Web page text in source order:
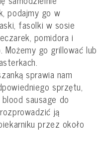
podajmy go w
fasolki w sosie
pomidora i
go grillować lub
sprawia nam
sprzętu,
sausage do
ją
przez około